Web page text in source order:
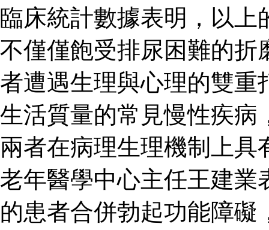
臨床統計數據表明，以上
不僅僅飽受排尿困難的折
者遭遇生理與心理的雙重
生活質量的常見慢性疾病
兩者在病理生理機制上
老年醫學中心主任王建業
的患者合併勃起功能障